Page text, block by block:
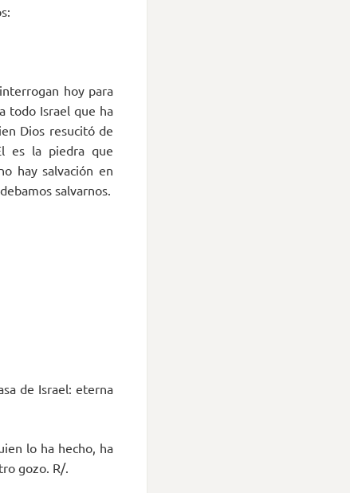
hoy para
todo Israel que ha
Dios resucitó de
es la piedra que
hay salvación en
salvarnos.
de Israel: eterna
lo ha hecho, ha
gozo. R/.